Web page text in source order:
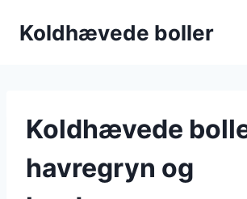
Koldhævede boller
Koldhævede
havregryn og